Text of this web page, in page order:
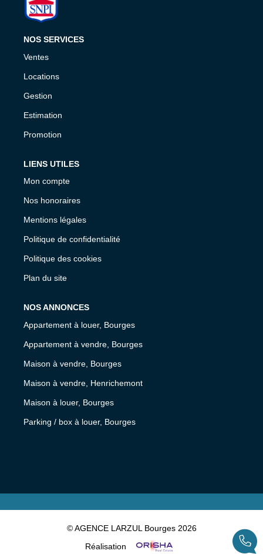
NOS SERVICES
Ventes
Locations
Gestion
Estimation
Promotion
LIENS UTILES
Mon compte
Nos honoraires
Mentions légales
Politique de confidentialité
Politique des cookies
Plan du site
NOS ANNONCES
Appartement à louer, Bourges
Appartement à vendre, Bourges
Maison à vendre, Bourges
Maison à vendre, Henrichemont
Maison à louer, Bourges
Parking / box à louer, Bourges
© AGENCE LARZUL Bourges 2026
Réalisation